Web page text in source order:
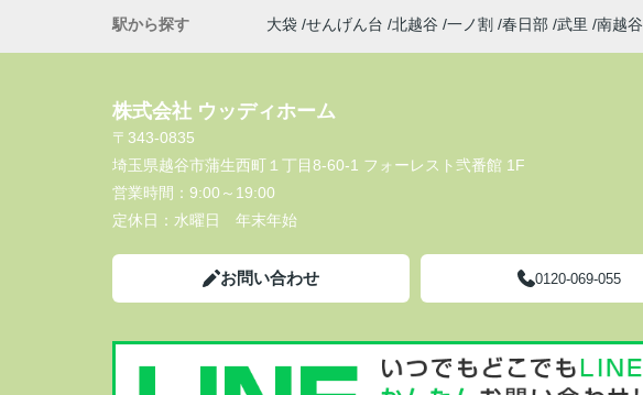
駅から探す
大袋 せんげん台 北越谷 一ノ割 春日部 武里 南越谷
株式会社 ウッディホーム
〒343-0835
埼玉県越谷市蒲生西町１丁目8-60-1 フォーレスト弐番館 1F
営業時間： 9:00～19:00
定休日： 水曜日 年末年始
お問い合わせ 0120-069-055